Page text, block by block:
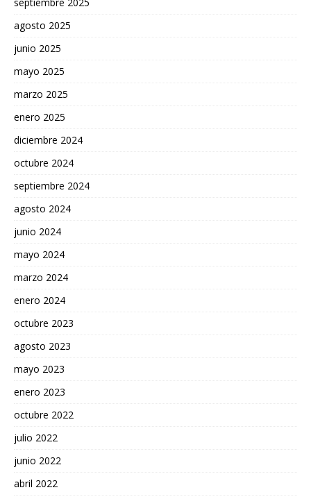
agosto 2025
junio 2025
mayo 2025
marzo 2025
enero 2025
diciembre 2024
octubre 2024
septiembre 2024
agosto 2024
junio 2024
mayo 2024
marzo 2024
enero 2024
octubre 2023
agosto 2023
mayo 2023
enero 2023
octubre 2022
julio 2022
junio 2022
abril 2022